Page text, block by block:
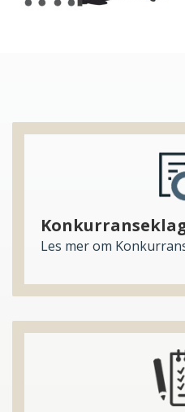
Les mer om